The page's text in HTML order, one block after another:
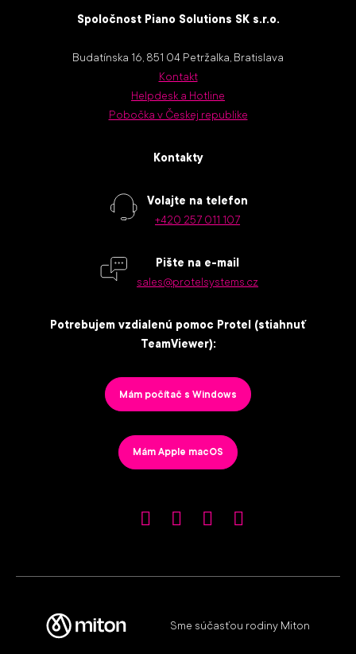
Spoločnost Piano Solutions SK s.r.o.
Budatínska 16, 851 04 Petržalka, Bratislava
Kontakt
Helpdesk a Hotline
Pobočka v Českej republike
Kontakty
Volajte na telefon
+420 257 011 107
Pište na e-mail
sales@protelsystems.cz
Potrebujem vzdialenú pomoc Protel (stiahnuť
TeamViewer):
Mám počítač s Windows
Mám Apple macOS
Sme súčasťou rodiny Miton